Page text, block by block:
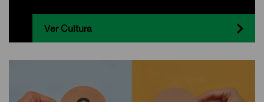
Ver Cultura